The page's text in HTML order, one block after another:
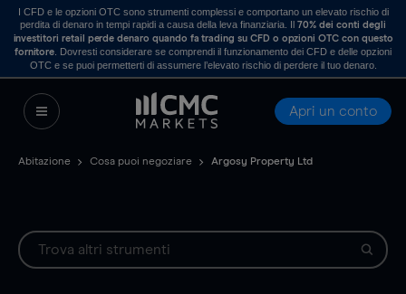
I CFD e le opzioni OTC sono strumenti complessi e comportano un elevato rischio di
perdita di denaro in tempi rapidi a causa della leva finanziaria. Il70% dei conti degli
investitori retail perde denaro quando fa trading su CFD o opzioni OTC con questo
fornitore . Dovresti considerare se comprendi il funzionamento dei CFD e delle opzioni
OTC e se puoi permetterti di assumere l’elevato rischio di perdere il tuo denaro.
Apri un conto
Abitazione Cosa puoi negoziare Argosy Property Ltd